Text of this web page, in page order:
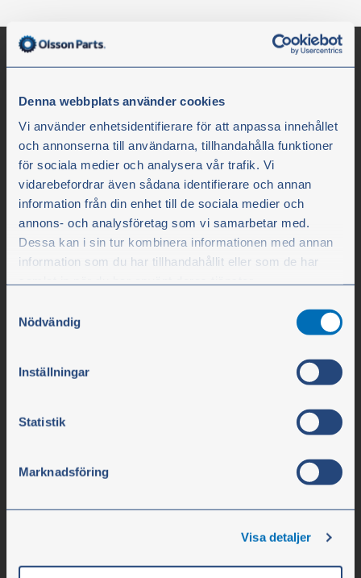
Denna webbplats använder cookies
Vi använder enhetsidentifierare för att anpassa innehållet
och annonserna till användarna, tillhandahålla funktioner
för sociala medier och analysera vår trafik. Vi
vidarebefordrar även sådana identifierare och annan
information från din enhet till de sociala medier och
annons- och analysföretag som vi samarbetar med.
Dessa kan i sin tur kombinera informationen med annan
information som du har tillhandahållit eller som de har
Du kan när som helst ändra ditt val. För att återkalla ditt
samtycke klickar du på ”Cookie-ikonen” längst ned till
Nödvändig
Inställningar
Statistik
Marknadsföring
Visa detaljer
Olssons i Ellös
Olssons i Ellös AB
Slätthultsvägen 12
info@olssonparts.com
Personal
Lediga tjänster